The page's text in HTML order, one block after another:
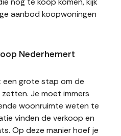
aanbod koopwoningen
Nederhemert
een grote stap om de
Je moet immers
woonruimte weten te
vinden de verkoop en
Op deze manier hoef je